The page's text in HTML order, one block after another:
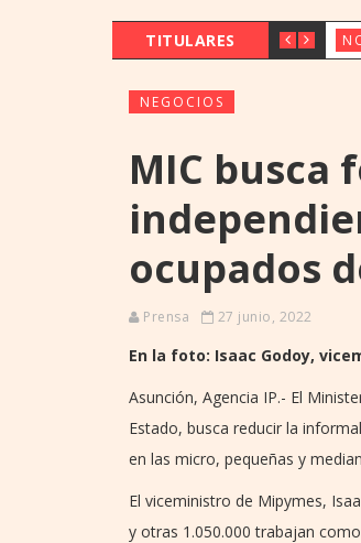
TITULARES
NEGOCIOS
MIC busca
ocupados
Prensa 27 junio, 2022
En la foto: Isaac Godoy,
Asunción, Agencia IP.- El
Estado, busca reducir la
en las micro, pequeñas y
El viceministro de Mipymes,
y otras 1.050.000 trabajan